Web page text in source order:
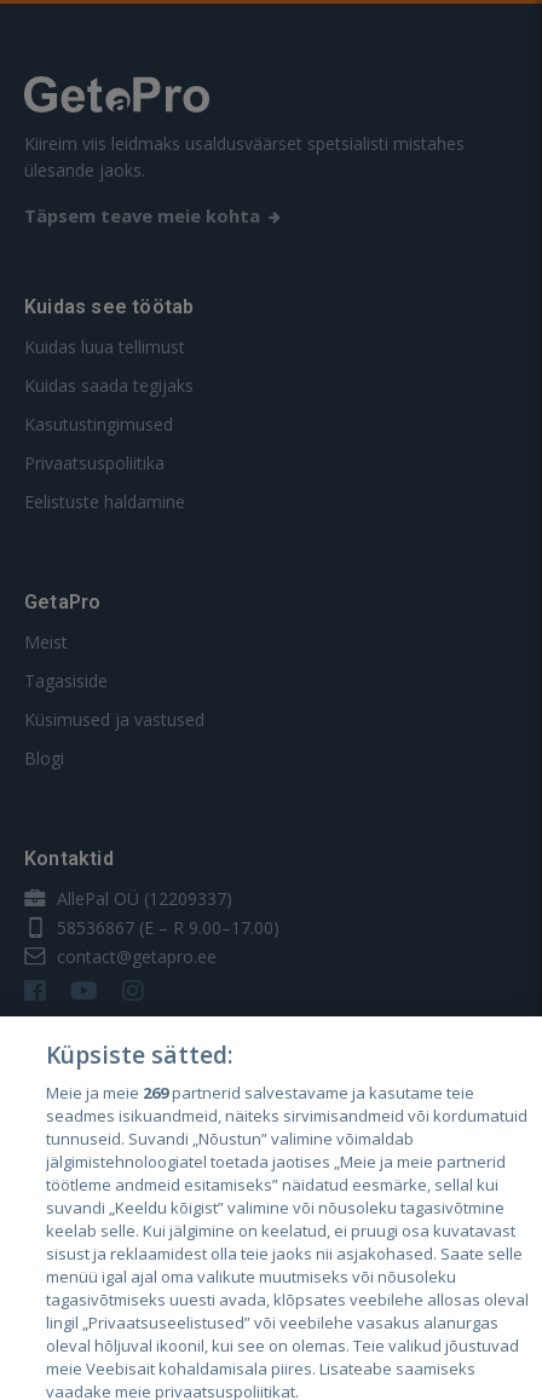
Kiireim viis leidmaks usaldusväärset spetsialisti mistahes
ülesande jaoks.
Täpsem teave meie kohta
Kuidas see töötab
Kuidas luua tellimust
Kuidas saada tegijaks
Kasutustingimused
Privaatsuspoliitika
Eelistuste haldamine
GetaPro
Meist
Tagasiside
Küsimused ja vastused
Blogi
Kontaktid
AllePal OÜ (12209337)
58536867 (E – R 9.00–17.00)
contact@getapro.ee
Riigid
Eesti
Läti
Leedu
Küpsiste sätted:
Meie ja meie 269partnerid salvestavame ja kasutame teie
seadmes isikuandmeid, näiteks sirvimisandmeid või kordumatuid
tunnuseid. Suvandi „Nõustun” valimine võimaldab
jälgimistehnoloogiatel toetada jaotises „Meie ja meie partnerid
töötleme andmeid esitamiseks” näidatud eesmärke, sellal kui
suvandi „Keeldu kõigist” valimine või nõusoleku tagasivõtmine
keelab selle. Kui jälgimine on keelatud, ei pruugi osa kuvatavast
sisust ja reklaamidest olla teie jaoks nii asjakohased. Saate selle
menüü igal ajal oma valikute muutmiseks või nõusoleku
tagasivõtmiseks uuesti avada, klõpsates veebilehe allosas oleval
lingil „Privaatsuseelistused” või veebilehe vasakus alanurgas
oleval hõljuval ikoonil, kui see on olemas. Teie valikud jõustuvad
meie Veebisait kohaldamisala piires. Lisateabe saamiseks
vaadake meie privaatsuspoliitikat.